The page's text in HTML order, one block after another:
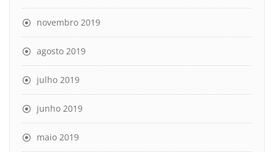
novembro 2019
agosto 2019
julho 2019
junho 2019
maio 2019